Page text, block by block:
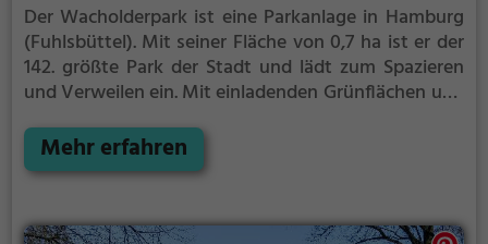
Der Wacholderpark ist eine Parkanlage in Hamburg
(Fuhlsbüttel). Mit seiner Fläche von 0,7 ha ist er der
142. größte Park der Stadt und lädt zum Spazieren
und Verweilen ein.Mit einladenden Grünflächen und
zahlreiche Möglichkeiten zur Entspannung.
Mehr erfahren